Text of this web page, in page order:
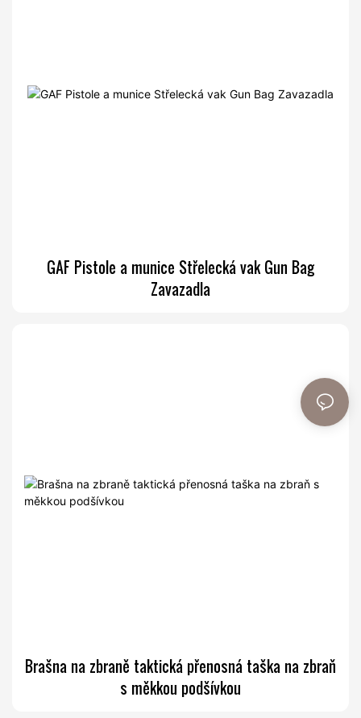
GAF Pistole a munice Střelecká vak Gun Bag
Zavazadla
Brašna na zbraně taktická přenosná taška na zbraň
s měkkou podšívkou